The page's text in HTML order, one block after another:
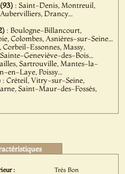
: Saint-Denis, Montreuil,
Drancy...
: Boulogne-Billancourt,
Colombes, Asnières-sur-Seine...
Corbeil-Essonnes, Massy,
Geneviève-des-Bois...
Sartrouville, Mantes-la-
en-Laye, Poissy...
: Créteil, Vitry-sur-Seine,
Saint-Maur-des-Fossés,
:
Très Bon